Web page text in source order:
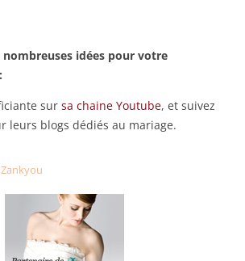
idées pour votre
sur sa chaine Youtube, et suivez
leurs blogs dédiés au mariage.